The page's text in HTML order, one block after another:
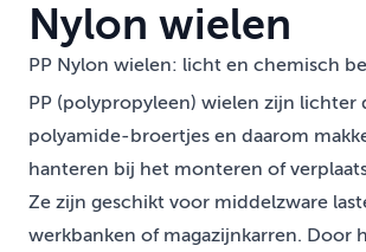
Nylon wielen
PP Nylon wielen: licht en chemisch
PP (polypropyleen) wielen zijn lichter
polyamide-broertjes en daarom
hanteren bij het monteren of
Ze zijn geschikt voor middelzware
werkbanken of magazijnkarren. Door